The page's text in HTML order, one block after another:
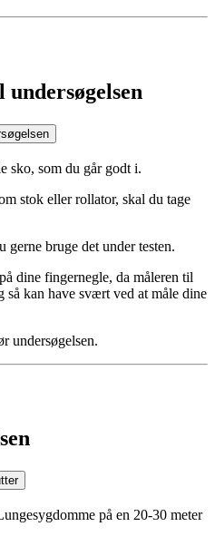
sko, som du går godt i.
stok eller rollator, skal du tage
bruge det under testen.
dine fingernegle, da måleren til
kan have svært ved at måle dine
undersøgelsen.
på en 20-30 meter